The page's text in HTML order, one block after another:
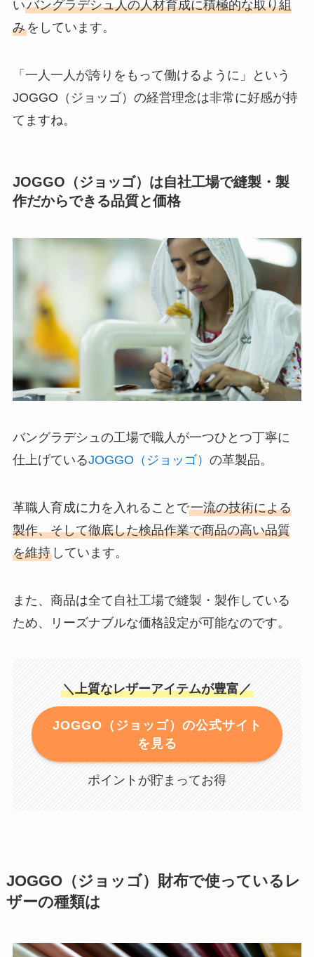
いバングラデシュ人の人材育成に積極的な取り組
みをしています。
「一人一人が誇りをもって働けるように」という
JOGGO（ジョッゴ）の経営理念は非常に好感が持
てますね。
JOGGO（ジョッゴ）は自社工場で縫製・製
作だからできる品質と価格
バングラデシュの工場で職人が一つひとつ丁寧に
仕上げているJOGGO（ジョッゴ） の革製品。
革職人育成に力を入れることで一流の技術による
製作、そして徹底した検品作業で商品の高い品質
を維持しています。
また、商品は全て自社工場で縫製・製作している
ため、リーズナブルな価格設定が可能なのです。
＼上質なレザーアイテムが豊富／
JOGGO（ジョッゴ）の公式サイト
を見る
ポイントが貯まってお得
JOGGO（ジョッゴ）財布で使っているレ
ザーの種類は